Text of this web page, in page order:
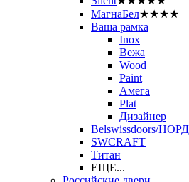
МагнаБел★★★★
Ваша рамка
Inox
Вежа
Wood
Paint
Амега
Plat
Дизайнер
Belswissdoors/НОРД
SWCRAFT
Титан
ЕЩЕ...